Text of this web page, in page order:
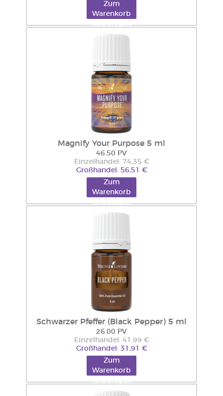
Zum
Warenkorb
hinzufügen
Magnify Your Purpose 5 ml
46.50 PV
Einzelhandel: 74,35 €
Großhandel: 56,51 €
Zum
Warenkorb
hinzufügen
Schwarzer Pfeffer (Black Pepper) 5 ml
26.00 PV
Einzelhandel: 41,99 €
Großhandel: 31,91 €
Zum
Warenkorb
hinzufügen